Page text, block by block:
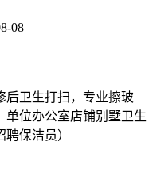
08
后卫生打扫，专业擦玻
单位办公室店铺别墅卫生
保洁员）